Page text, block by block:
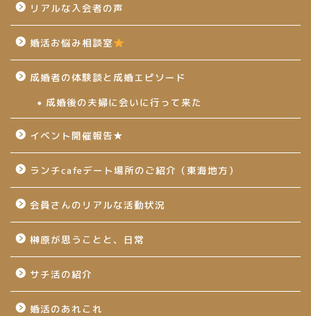
リアルな入会者の声
婚活お悩み相談室
成婚者の体験談と成婚エピソード
成婚後の夫婦に会いに行って来た
イベント開催報告★
ランチcafeデート場所のご紹介（東海地方）
会員さんのリアルな活動状況
榊原が思うことと、日常
サチ活の紹介
婚活のあれこれ